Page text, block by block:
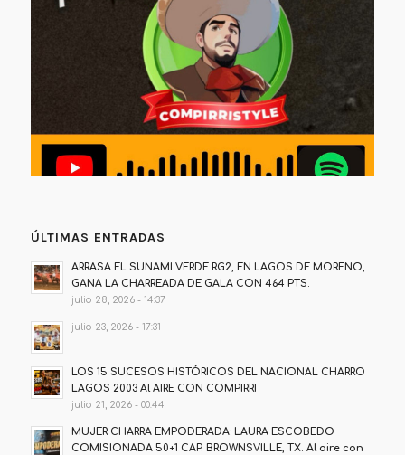
ÚLTIMAS ENTRADAS
ARRASA EL SUNAMI VERDE RG2, EN LAGOS DE MORENO,
GANA LA CHARREADA DE GALA CON 464 PTS.
julio 28, 2026 - 14:37
julio 23, 2026 - 17:31
LOS 15 SUCESOS HISTÓRICOS DEL NACIONAL CHARRO
LAGOS 2003 Al AIRE CON COMPIRRI
julio 21, 2026 - 00:44
MUJER CHARRA EMPODERADA: LAURA ESCOBEDO
COMISIONADA 50+1 CAP. BROWNSVILLE, TX. Al aire con